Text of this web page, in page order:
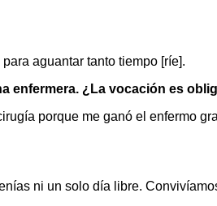
aguantar tanto tiempo [ríe].
enfermera. ¿La vocación es
porque me ganó el enfermo
ni un solo día libre.